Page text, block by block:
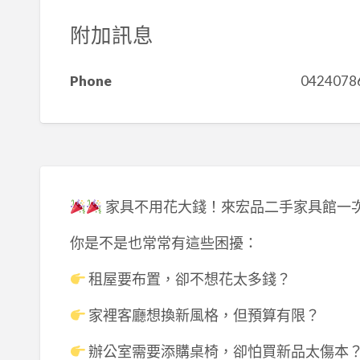
附加訊息
Phone
家具不用花大錢！來宏品二手家具館一
你是不是也常常有這些困擾：
租屋要布置，卻不想花太多錢？
家裡客廳想換新風格，但預算有限？
辦公室需要添購桌椅，卻怕買新品太傷本？